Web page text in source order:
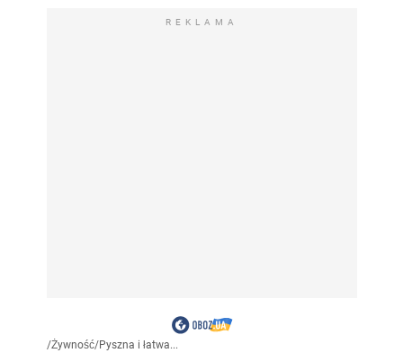
REKLAMA
/Żywność/Pyszna i łatwa...